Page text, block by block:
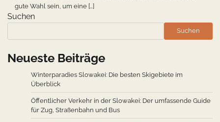
gute Wahl sein, um eine […]
Suchen
Suchen
Neueste Beiträge
Winterparadies Slowakei: Die besten Skigebiete im
Überblick
Öffentlicher Verkehr in der Slowakei: Der umfassende Guide
für Zug, Straßenbahn und Bus